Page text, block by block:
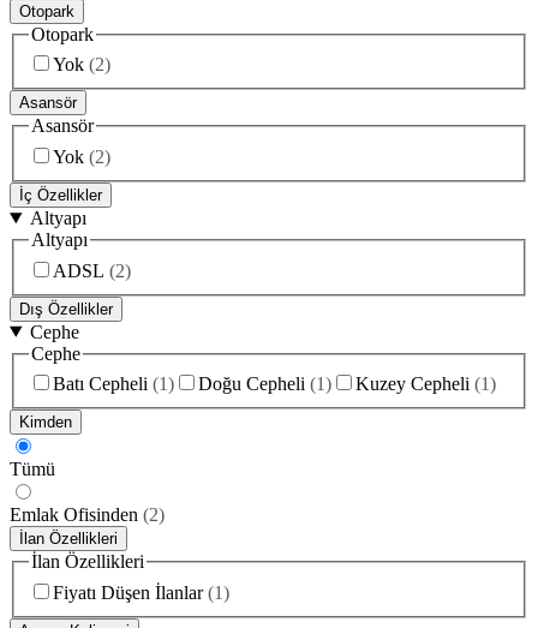
Otopark
Otopark
Yok (2)
Asansör
Asansör
Yok (2)
İç Özellikler
Altyapı
Altyapı
ADSL (2)
Dış Özellikler
Cephe
Cephe
Batı Cepheli (1) Doğu Cepheli (1) Kuzey Cepheli (1)
Kimden
Tümü
Emlak Ofisinden (2)
İlan Özellikleri
İlan Özellikleri
Fiyatı Düşen İlanlar (1)